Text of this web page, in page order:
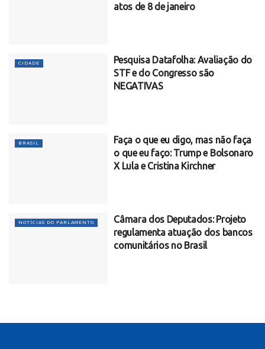
atos de 8 de janeiro
CIDADE
Pesquisa Datafolha: Avaliação do
STF e do Congresso são
NEGATIVAS
BRASIL
Faça o que eu digo, mas não faça
o que eu faço: Trump e Bolsonaro
X Lula e Cristina Kirchner
NOTÍCIAS DO PARLAMENTO
Câmara dos Deputados: Projeto
regulamenta atuação dos bancos
comunitários no Brasil